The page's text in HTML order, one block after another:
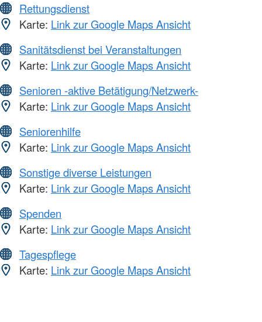
Rettungsdienst
Karte: Link zur Google Maps Ansicht
Sanitätsdienst bei Veranstaltungen
Karte: Link zur Google Maps Ansicht
Senioren -aktive Betätigung/Netzwerk-
Karte: Link zur Google Maps Ansicht
Seniorenhilfe
Karte: Link zur Google Maps Ansicht
Sonstige diverse Leistungen
Karte: Link zur Google Maps Ansicht
Spenden
Karte: Link zur Google Maps Ansicht
Tagespflege
Karte: Link zur Google Maps Ansicht